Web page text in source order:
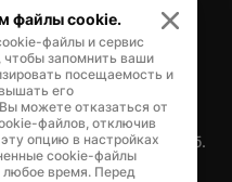
политики Ямало-
Кнунянца, д.1, каб.
файлы cookie.
файлы и сервис
запомнить ваши
посещаемость и
его
можете отказаться от
файлов, отключив
опцию в настройках
cookie-файлы
любое время. Перед